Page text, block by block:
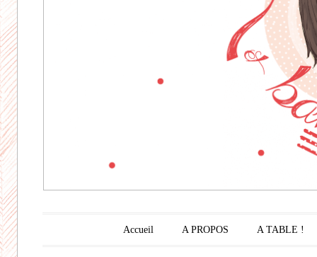
Menu principal
Aller au contenu principal
Accueil A PROPOS A TABLE !